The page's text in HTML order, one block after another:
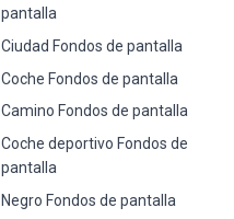
pantalla
Ciudad Fondos de pantalla
Coche Fondos de pantalla
Camino Fondos de pantalla
Coche deportivo Fondos de
pantalla
Negro Fondos de pantalla